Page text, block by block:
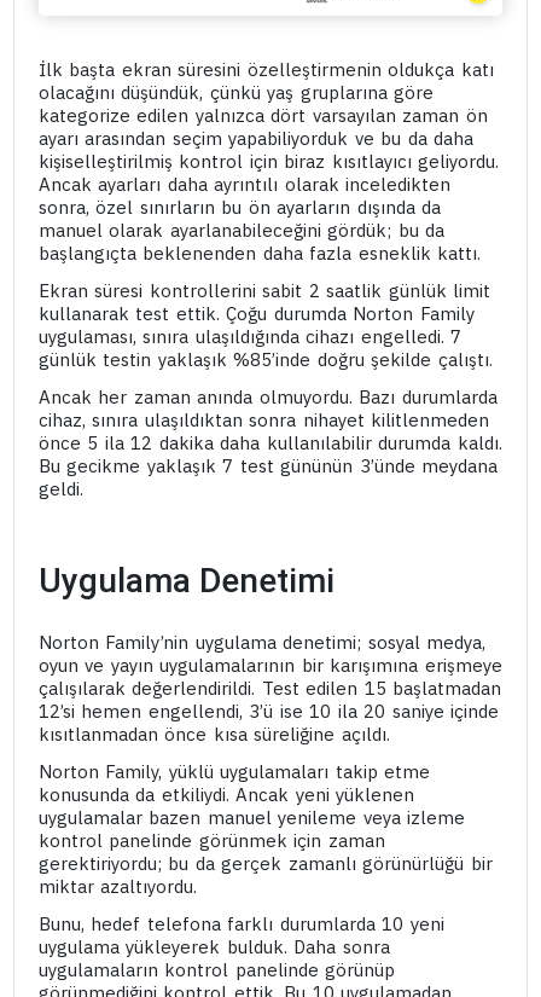
İlk başta ekran süresini özelleştirmenin oldukça katı
olacağını düşündük, çünkü yaş gruplarına göre
kategorize edilen yalnızca dört varsayılan zaman ön
ayarı arasından seçim yapabiliyorduk ve bu da daha
kişiselleştirilmiş kontrol için biraz kısıtlayıcı geliyordu.
Ancak ayarları daha ayrıntılı olarak inceledikten
sonra, özel sınırların bu ön ayarların dışında da
manuel olarak ayarlanabileceğini gördük; bu da
başlangıçta beklenenden daha fazla esneklik kattı.
Ekran süresi kontrollerini sabit 2 saatlik günlük limit
kullanarak test ettik. Çoğu durumda Norton Family
uygulaması, sınıra ulaşıldığında cihazı engelledi. 7
günlük testin yaklaşık %85’inde doğru şekilde çalıştı.
Ancak her zaman anında olmuyordu. Bazı durumlarda
cihaz, sınıra ulaşıldıktan sonra nihayet kilitlenmeden
önce 5 ila 12 dakika daha kullanılabilir durumda kaldı.
Bu gecikme yaklaşık 7 test gününün 3’ünde meydana
geldi.
Uygulama Denetimi
Norton Family’nin uygulama denetimi; sosyal medya,
oyun ve yayın uygulamalarının bir karışımına erişmeye
çalışılarak değerlendirildi. Test edilen 15 başlatmadan
12’si hemen engellendi, 3’ü ise 10 ila 20 saniye içinde
kısıtlanmadan önce kısa süreliğine açıldı.
Norton Family, yüklü uygulamaları takip etme
konusunda da etkiliydi. Ancak yeni yüklenen
uygulamalar bazen manuel yenileme veya izleme
kontrol panelinde görünmek için zaman
gerektiriyordu; bu da gerçek zamanlı görünürlüğü bir
miktar azaltıyordu.
Bunu, hedef telefona farklı durumlarda 10 yeni
uygulama yükleyerek bulduk. Daha sonra
uygulamaların kontrol panelinde görünüp